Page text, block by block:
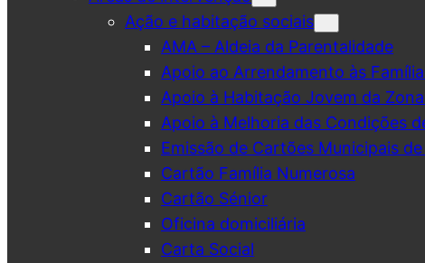
Ação e habitação sociais
AMA – Aldeia da Parentalidade
Apoio ao Arrendamento às
Apoio à Habitação Jovem da
Apoio à Melhoria das Condições
Emissão de Cartões Municipais
Cartão Família Numerosa
Cartão Sénior
Oficina domiciliária
Carta Social